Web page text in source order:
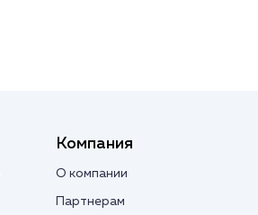
Компания
О компании
Партнерам